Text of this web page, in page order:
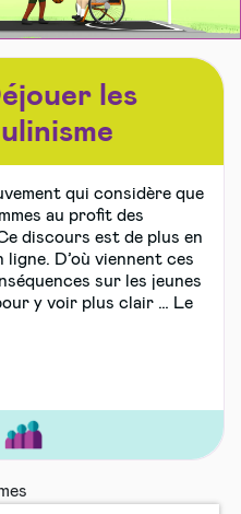
les
qui considère que
au profit des
discours est de plus en
D’où viennent ces
sur les jeunes
y voir plus clair … Le